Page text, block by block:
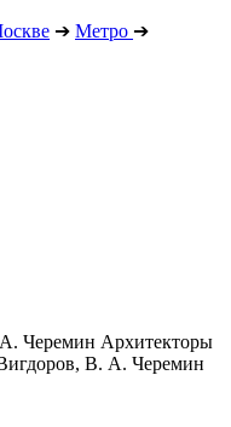
➔ Метро ➔
Черемин Архитекторы
В. А. Черемин